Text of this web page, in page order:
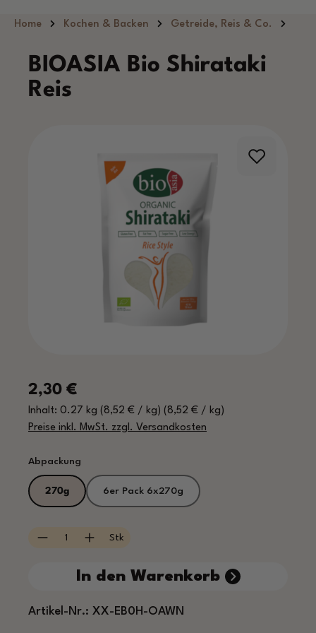
Hauptinhalt springen
Home Kochen & Backen Getreide, Reis & Co.
BIOASIA Bio Shirataki
Reis
Regulärer Preis:
2,30 €
Inhalt: 0.27 kg (8,52 € / kg) (8,52 € / kg)
Preise inkl. MwSt. zzgl. Versandkosten
Abpackung
270g 6er Pack 6x270g
Produkt Anzahl: Gib den gewünschten
Stk
In den Warenkorb
Artikel-Nr.: XX-EB0H-OAWN